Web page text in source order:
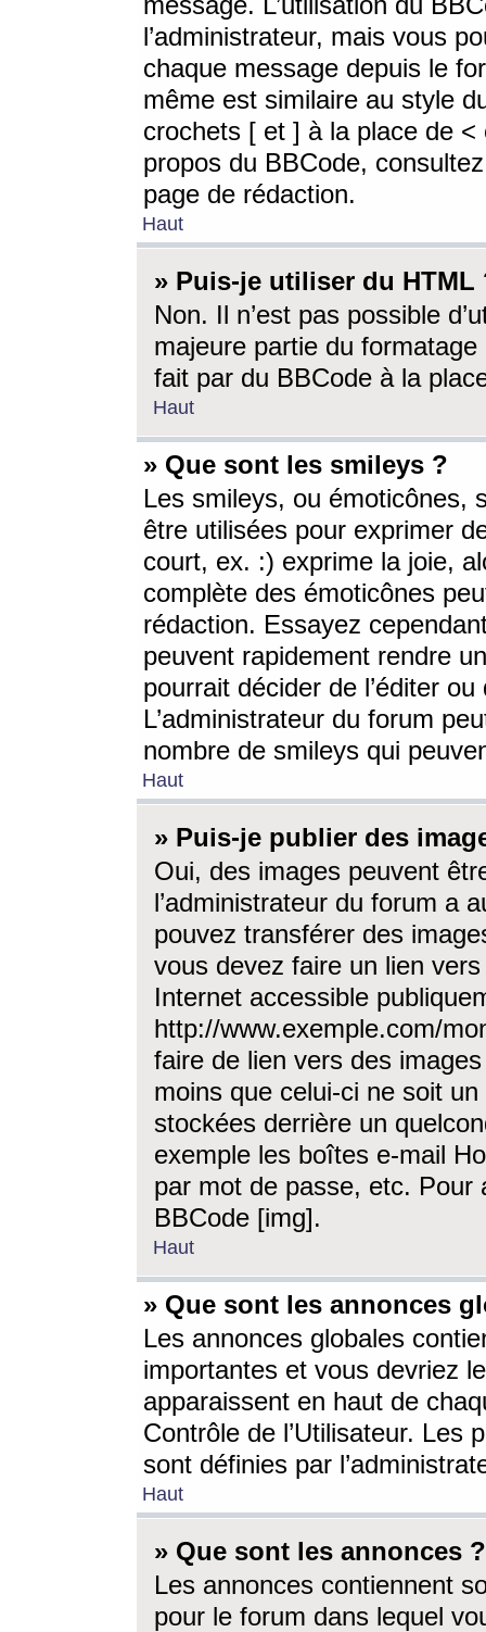
l’administrateur, mais vous
chaque message depuis le
même est similaire au style
crochets [ et ] à la place de <
propos du BBCode,
page de rédaction.
Haut
» Puis-je utiliser du HTML
Non. Il n’est pas possible
majeure partie du
fait par du BBCode à la
Haut
» Que sont les smileys ?
Les smileys, ou émoticônes,
être utilisées pour exprimer
court, ex. :) exprime la joie,
complète des émoticônes
rédaction. Essayez
peuvent rapidement rendre
pourrait décider de l’éditer
L’administrateur du forum
nombre de smileys qui
Haut
» Puis-je publier des
Oui, des images peuvent
l’administrateur du forum a
pouvez transférer des
vous devez faire un lien
Internet accessible
http://www.exemple.com/
faire de lien vers des
moins que celui-ci ne soit
stockées derrière un
exemple les boîtes e-mail
par mot de passe, etc. Pour
BBCode [img].
Haut
» Que sont les annonces
Les annonces globales
importantes et vous devriez
apparaissent en haut de
Contrôle de l’Utilisateur. Les
sont définies par
Haut
» Que sont les annonces ?
Les annonces contiennent
pour le forum dans lequel